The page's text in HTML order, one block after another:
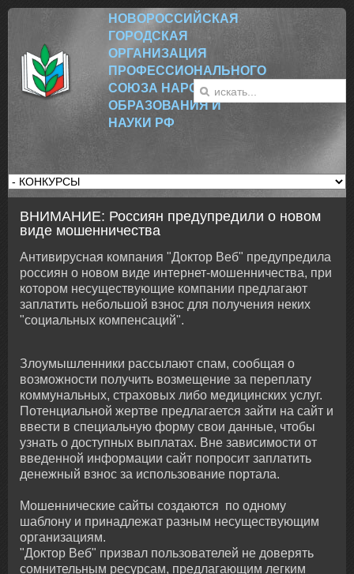
НОВОРОССИЙСКАЯ
ГОРОДСКАЯ
ОРГАНИЗАЦИЯ
ПРОФЕССИОНАЛЬНОГО
СОЮЗА НАРОДНОГО
ОБРАЗОВАНИЯ И
НАУКИ РФ
ВНИМАНИЕ: Россиян предупредили о новом
виде мошенничества
Антивирусная компания "Доктор Веб" предупредила
россиян о новом виде интернет-мошенничества, при
котором несуществующие компании предлагают
заплатить небольшой взнос для получения неких
"социальных компенсаций".
Злоумышленники рассылают спам, сообщая о
возможности получить возмещение за переплату
коммунальных, страховых либо медицинских услуг.
Потенциальной жертве предлагается зайти на сайт и
ввести в специальную форму свои данные, чтобы
узнать о доступных выплатах. Вне зависимости от
введенной информации сайт попросит заплатить
денежный взнос за использование портала.
Мошеннические сайты создаются по одному
шаблону и принадлежат разным несуществующим
организациям.
"Доктор Веб" призвал пользователей не доверять
сомнительным ресурсам, предлагающим легким